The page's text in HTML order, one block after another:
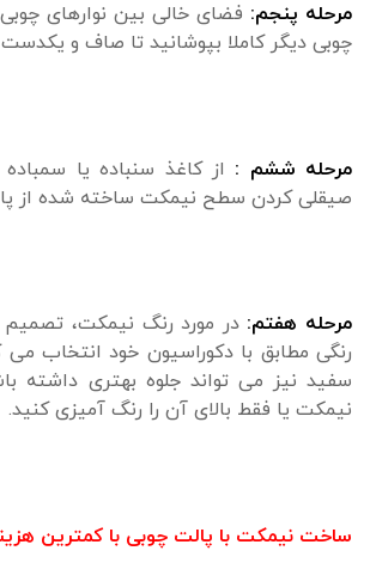
مرحله پنجم: فضای خالی بین نوارهای چوبی
چوبی دیگر کاملا بپوشانید تا صاف و
مرحله ششم : از کاغذ سنباده یا
صیقلی کردن سطح نیمکت ساخته شده از
مرحله هفتم: در مورد رنگ نیمکت،
رنگی مطابق با دکوراسیون خود انتخاب
سفید نیز می تواند جلوه بهتری داشته
نیمکت یا فقط بالای آن را رنگ آمیزی کنید.
ساخت نیمکت با پالت چوبی با کمترین